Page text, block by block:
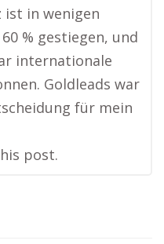
ist in wenigen
% gestiegen, und
internationale
Goldleads war
für mein
post.